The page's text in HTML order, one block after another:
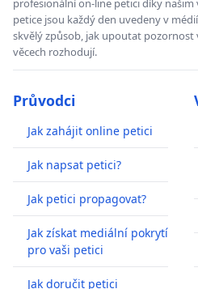
profesionální on-line petici díky
petice jsou každý den uvedeny v
skvělý způsob, jak upoutat pozornost
věcech rozhodují.
Průvodci
Jak zahájit online petici
Jak napsat petici?
Jak petici propagovat?
Jak získat mediální pokrytí
pro vaši petici
Jak doručit petici